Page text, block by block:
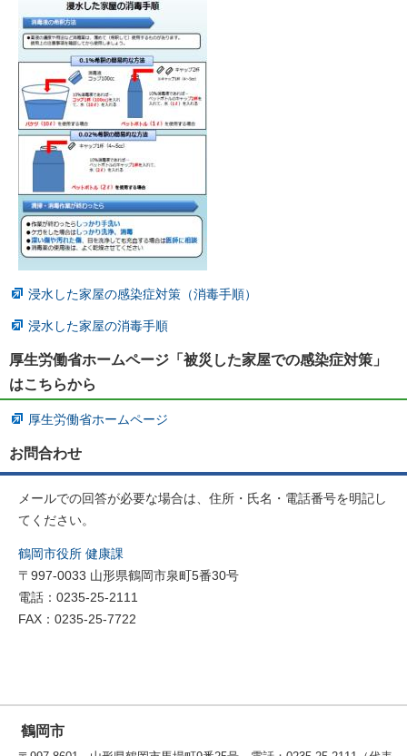
浸水した家屋の感染症対策（消毒手順）
浸水した家屋の消毒手順
厚生労働省ホームページ「被災した家屋での感染症対策」
はこちらから
厚生労働省ホームページ
お問合わせ
メールでの回答が必要な場合は、住所・氏名・電話番号を明記し
てください。
鶴岡市役所 健康課
〒997-0033 山形県鶴岡市泉町5番30号
電話：0235-25-2111
FAX：0235-25-7722
鶴岡市